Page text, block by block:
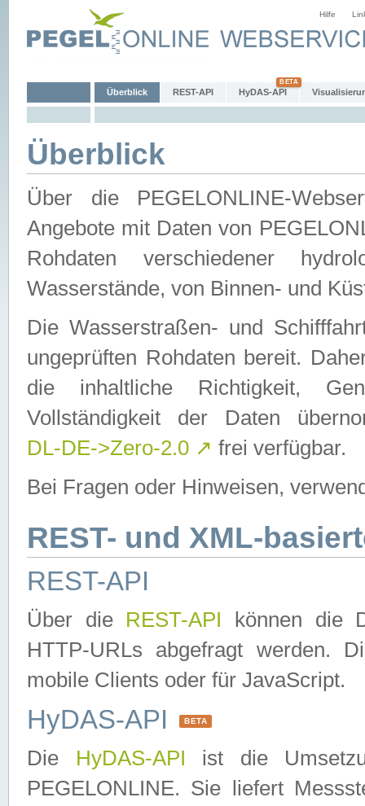
Hilfe
Überblick REST-API HyDAS-API
Überblick
Über die PEGELONLINE-
Angebote mit Daten von
Rohdaten verschiedener
Wasserstände, von Binnen- und
Die Wasserstraßen- und
ungeprüften Rohdaten bereit.
die inhaltliche Richtigkeit,
Vollständigkeit der Daten
DL-DE->Zero-2.0 ↗ frei verfügbar.
Bei Fragen oder Hinweisen,
REST- und XML-
REST-API
Über die REST-API können die
HTTP-URLs abgefragt werden.
mobile Clients oder für JavaScript.
HyDAS-API BETA
Die HyDAS-API ist die
PEGELONLINE. Sie liefert